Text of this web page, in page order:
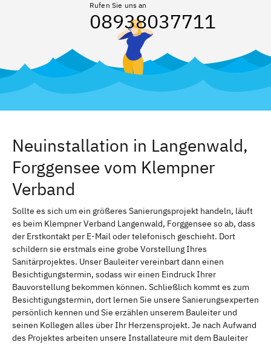
Rufen Sie uns an
08938037711
Neuinstallation in Langenwald,
Forggensee vom Klempner
Verband
Sollte es sich um ein größeres Sanierungsprojekt handeln, läuft
es beim Klempner Verband Langenwald, Forggensee so ab, dass
der Erstkontakt per E-Mail oder telefonisch geschieht. Dort
schildern sie erstmals eine grobe Vorstellung Ihres
Sanitärprojektes. Unser Bauleiter vereinbart dann einen
Besichtigungstermin, sodass wir einen Eindruck Ihrer
Bauvorstellung bekommen können. Schließlich kommt es zum
Besichtigungstermin, dort lernen Sie unsere Sanierungsexperten
persönlich kennen und Sie erzählen unserem Bauleiter und
seinen Kollegen alles über Ihr Herzensprojekt. Je nach Aufwand
des Projektes arbeiten unsere Installateure mit dem Bauleiter